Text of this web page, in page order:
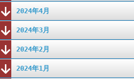
2024年4月
2024年3月
2024年2月
2024年1月